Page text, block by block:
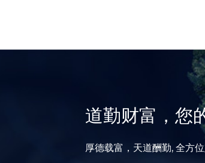
道勤财富，您
厚德载富，天道酬勤, 全方